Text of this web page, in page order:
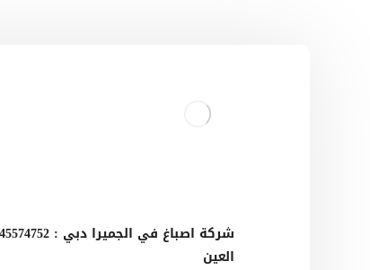
‫شركة اصباغ في الجميرا دبي : 0545574752
العين